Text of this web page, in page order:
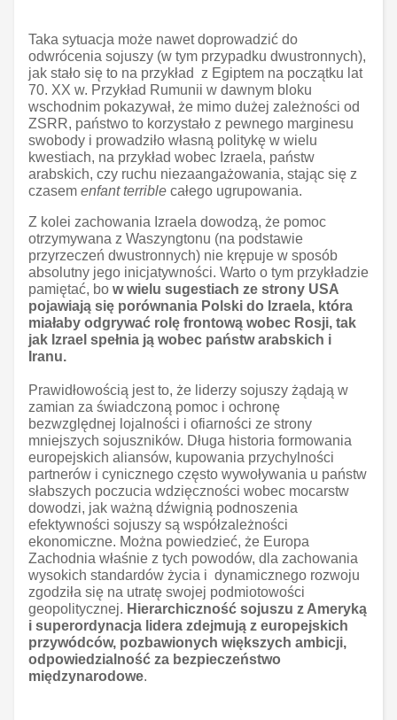
Taka sytuacja może nawet doprowadzić do
odwrócenia sojuszy (w tym przypadku dwustronnych),
jak stało się to na przykład z Egiptem na początku lat
70. XX w. Przykład Rumunii w dawnym bloku
wschodnim pokazywał, że mimo dużej zależności od
ZSRR, państwo to korzystało z pewnego marginesu
swobody i prowadziło własną politykę w wielu
kwestiach, na przykład wobec Izraela, państw
arabskich, czy ruchu niezaangażowania, stając się z
czasem enfant terrible całego ugrupowania.
Z kolei zachowania Izraela dowodzą, że pomoc
otrzymywana z Waszyngtonu (na podstawie
przyrzeczeń dwustronnych) nie krępuje w sposób
absolutny jego inicjatywności. Warto o tym przykładzie
pamiętać, bo w wielu sugestiach ze strony USA
pojawiają się porównania Polski do Izraela, która
miałaby odgrywać rolę frontową wobec Rosji, tak
jak Izrael spełnia ją wobec państw arabskich i
Iranu.
Prawidłowością jest to, że liderzy sojuszy żądają w
zamian za świadczoną pomoc i ochronę
bezwzględnej lojalności i ofiarności ze strony
mniejszych sojuszników. Długa historia formowania
europejskich aliansów, kupowania przychylności
partnerów i cynicznego często wywoływania u państw
słabszych poczucia wdzięczności wobec mocarstw
dowodzi, jak ważną dźwignią podnoszenia
efektywności sojuszy są współzależności
ekonomiczne. Można powiedzieć, że Europa
Zachodnia właśnie z tych powodów, dla zachowania
wysokich standardów życia i dynamicznego rozwoju
zgodziła się na utratę swojej podmiotowości
geopolitycznej. Hierarchiczność sojuszu z Ameryką
i superordynacja lidera zdejmują z europejskich
przywódców, pozbawionych większych ambicji,
odpowiedzialność za bezpieczeństwo
międzynarodowe.